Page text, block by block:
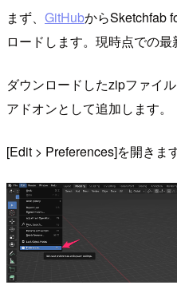
まず、 GitHubからSketchfab
ロードします。現時点での最
ダウンロードしたzipファイ
アドオンとして追加します。
[Edit > Preferences]を開きます